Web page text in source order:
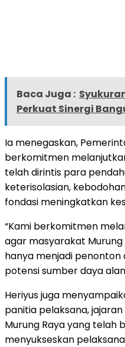
Baca Juga :
Perkuat Sinergi
Ia menegaskan,
berkomitmen
telah dirintis para
keterisolasian,
fondasi meningkatkan
“Kami berkomitmen
agar masyarakat
hanya menjadi
potensi sumber daya
Heriyus juga
panitia pelaksana,
Murung Raya yang telah
menyukseskan